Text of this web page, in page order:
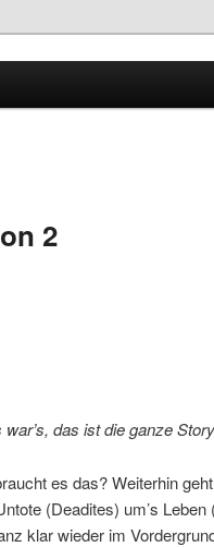
2
das ist die ganze
es das? Weiterhin
(Deadites) um’s Leben
klar wieder im